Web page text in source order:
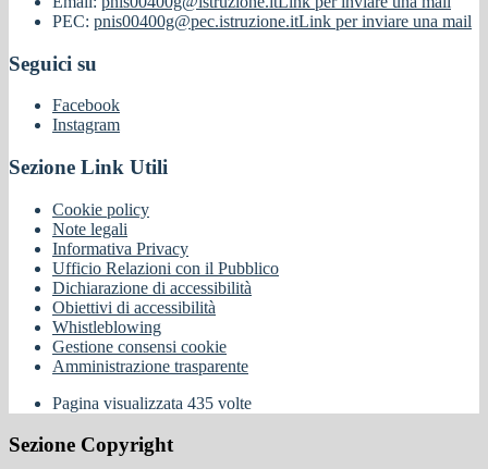
PEC: pnis00400g@pec.istruzione.itLink per inviare una mail
Seguici su
Facebook
Instagram
Sezione Link Utili
Cookie policy
Note legali
Informativa Privacy
Ufficio Relazioni con il Pubblico
Dichiarazione di accessibilità
Obiettivi di accessibilità
Whistleblowing
Gestione consensi cookie
Amministrazione trasparente
Pagina visualizzata 435 volte
Sezione Copyright